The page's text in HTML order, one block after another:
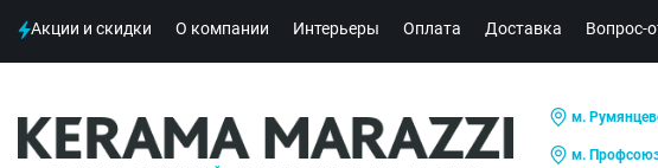
Акции и скидки О компании Интерьеры Оплата Доставка Вопрос-
м.
м.